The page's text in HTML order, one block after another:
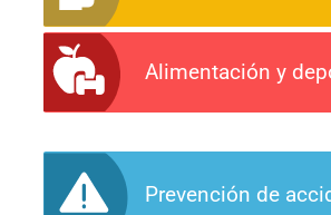
Alimentación y
Prevención de